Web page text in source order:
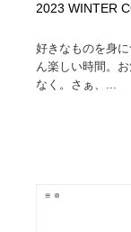
2023 WINTER
好きなものを身
ん楽しい時間。
なく。さぁ、...